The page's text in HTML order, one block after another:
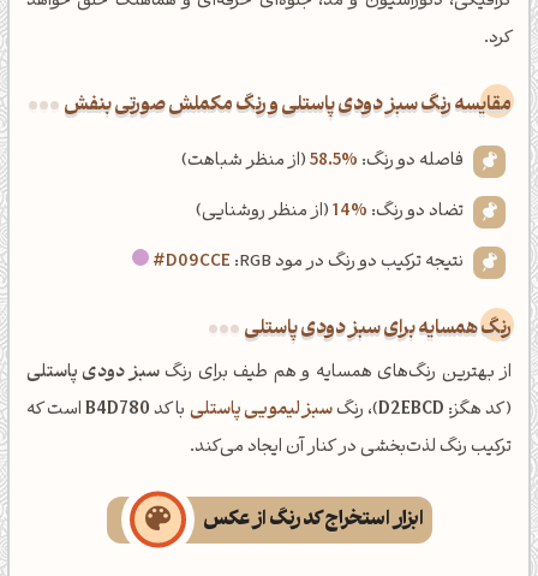
کرد.
‌مقایسه رنگ سبز دودی پاستلی و رنگ مکملش صورتی بنفش
فاصله دو رنگ: 58.5%(از منظر شباهت)
تضاد دو رنگ: 14%(از منظر روشنایی)
نتیجه ترکیب دو رنگ در مود RGB:
#D09CCE
رنگ همسایه برای سبز دودی پاستلی
از بهترین رنگ‌های همسایه و هم طیف برای رنگسبز دودی پاستلی
(کد هگز: D2EBCD)، رنگسبز لیمویی پاستلی با کدB4D780است که
ترکیب رنگ لذت‌بخشی در کنار آن ایجاد می‌کند.
ابزار استخراج کد رنگ از عکس